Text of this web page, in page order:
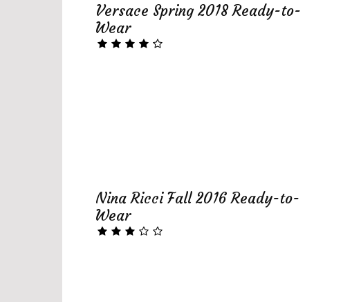
Versace Spring 2018 Ready-to-
Wear
Nina Ricci Fall 2016 Ready-to-
Wear